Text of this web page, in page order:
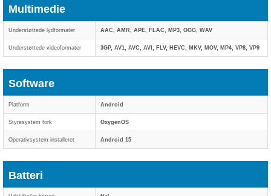
Multimedie
Understøttede lydformater AAC, AMR, APE, FLAC, MP3, OGG, WAV
Understøttede videoformater 3GP, AV1, AVC, AVI, FLV, HEVC, MKV, MOV, MP4, VP8, VP9
Software
Platform Android
Styresystem fork OxygenOS
Operativsystem installeret Android 15
Batteri